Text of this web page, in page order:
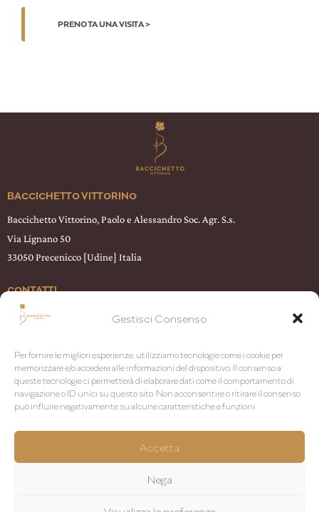
Gestisci Consenso
Per fornire le migliori esperienze, utilizziamo tecnologie come i cookie per
memorizzare e/o accedere alle informazioni del dispositivo. Il consenso a
queste tecnologie ci permetterà di elaborare dati come il comportamento di
navigazione o ID unici su questo sito. Non acconsentire o ritirare il consenso
può influire negativamente su alcune caratteristiche e funzioni.
Accetta
Nega
PRENOTA UNA VISITA >
BACCICHETTO VITTORINO
Baccichetto Vittorino, Paolo e Alessandro Soc. Agr. S.s.
Via Lignano 50
33050 Precenicco [Udine] Italia
CONTATTI
T +39 0431 58209
info@baccichettovittorino.it
SOCIAL
CREDITS